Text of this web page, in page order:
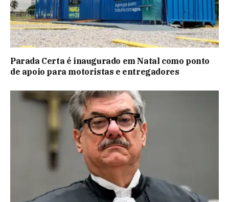
Parada Certa é inaugurado em Natal como ponto
de apoio para motoristas e entregadores